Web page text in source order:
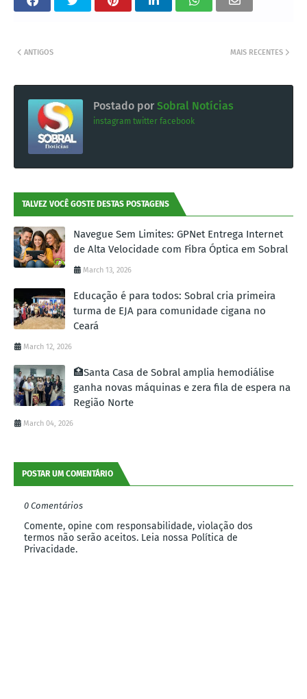
MAIS RECENTES
ANTIGOS
Postado por Sobral Notícias
instagram twitter facebook
TALVEZ VOCÊ GOSTE DESTAS POSTAGENS
Navegue Sem Limites: GPNet Entrega Internet
de Alta Velocidade com Fibra Óptica em Sobral
March 13, 2026
Educação é para todos: Sobral cria primeira
turma de EJA para comunidade cigana no
Ceará
March 12, 2026
🏥Santa Casa de Sobral amplia hemodiálise
ganha novas máquinas e zera fila de espera na
Região Norte
March 04, 2026
POSTAR UM COMENTÁRIO
0 Comentários
Comente, opine com responsabilidade, violação dos
termos não serão aceitos. Leia nossa Política de
Privacidade.